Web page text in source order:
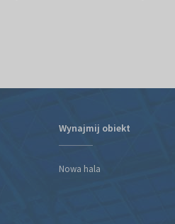
Wynajmij obiekt
Nowa hala